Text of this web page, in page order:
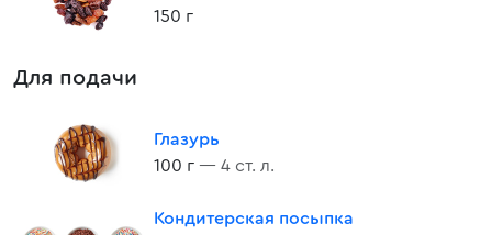
150 г
Для подачи
Глазурь
100 г — 4 ст. л.
Кондитерская посыпка